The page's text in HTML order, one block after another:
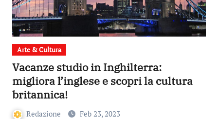
Arte & Cultura
Vacanze studio in Inghilterra:
migliora l’inglese e scopri la cultura
britannica!
Redazione Feb 23, 2023